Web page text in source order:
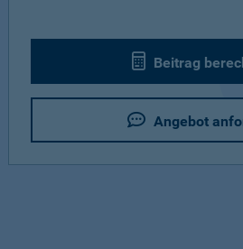
Beitrag
Angebot